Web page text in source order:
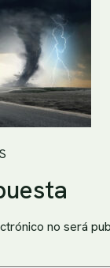
no será